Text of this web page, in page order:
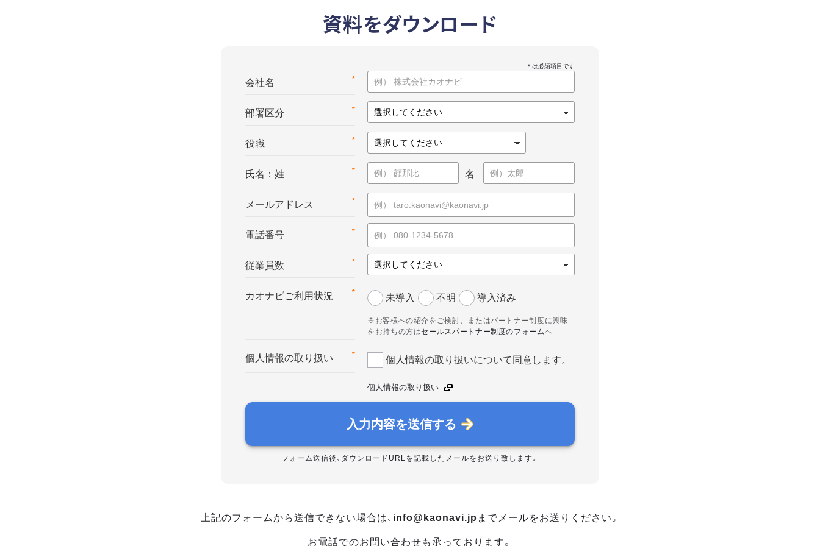
資料をダウンロード
*
会社名
*
部署区分
*
役職
*
氏名：姓 名
*
メールアドレス
*
電話番号
*
従業員数
*
カオナビご利用状況 未導入 不明 導入済み
※お客様への紹介をご検討、またはパートナー制度に興味
をお持ちの方はセールスパートナー制度のフォームへ
*
個人情報の取り扱い 個人情報の取り扱いについて同意します。
個人情報の取り扱い
入力内容を送信する
フォーム送信後、ダウンロードURLを記載したメールをお送り致します。
上記のフォームから送信できない場合は、 info@kaonavi.jp までメールをお送りください。
お電話でのお問い合わせも承っております。